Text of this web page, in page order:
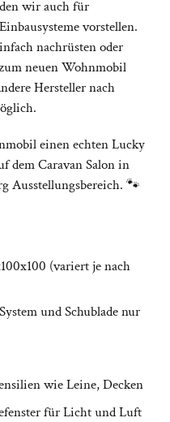
wir auch für
vorstellen.
nachrüsten oder
neuen Wohnmobil
Hersteller nach
einen echten Lucky
dem Caravan Salon in
Ausstellungsbereich. 🐾
(variert je nach
und Schublade nur
wie Leine, Decken
für Licht und Luft